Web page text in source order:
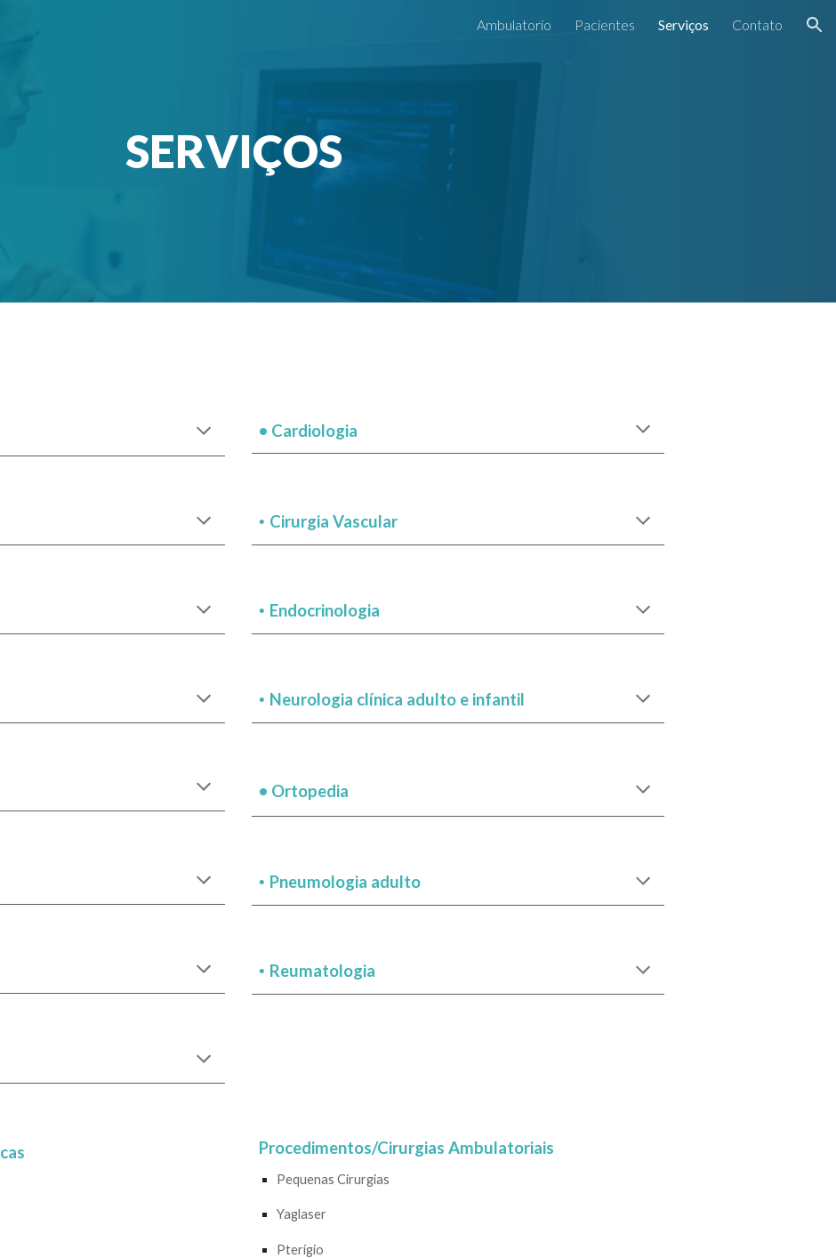
Ambulatorio Pacientes Serviços Contato
SERVIÇOS
• Cardiologia
• Cirurgia Vascular
• Endocrinologia
• Neurologia clínica adulto e infantil
• Ortopedia
• Pneumologia adulto
• Reumatologia
Procedimentos/Cirurgias Ambulatoriais
Pequenas Cirurgias
Yaglaser
Pterígio